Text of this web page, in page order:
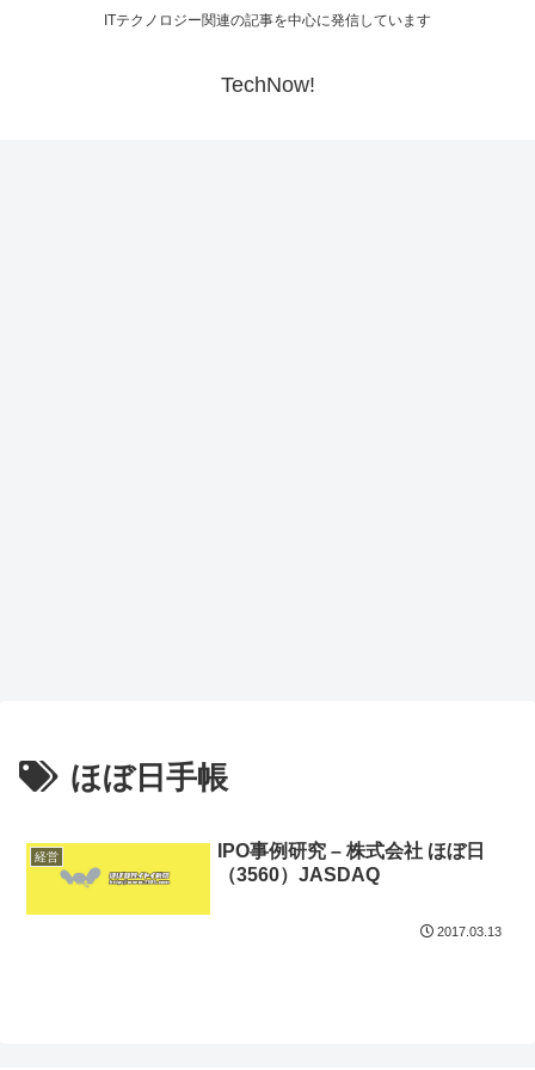
ITテクノロジー関連の記事を中心に発信しています
TechNow!
ほぼ日手帳
経営
IPO事例研究 – 株式会社 ほぼ日
（3560）JASDAQ
2017.03.13